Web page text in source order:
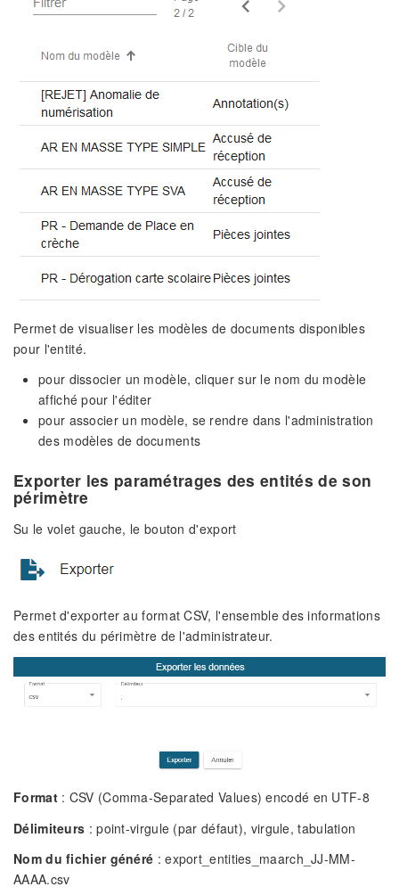
Permet de visualiser les modèles de documents disponibles
pour l'entité.
pour dissocier un modèle, cliquer sur le nom du modèle
affiché pour l'éditer
pour associer un modèle, se rendre dans l'administration
des modèles de documents
Exporter les paramétrages des entités de son
périmètre
Su le volet gauche, le bouton d'export
Permet d'exporter au format CSV, l'ensemble des informations
des entités du périmètre de l'administrateur.
Format: CSV (Comma-Separated Values) encodé en UTF-8
Délimiteurs : point-virgule (par défaut), virgule, tabulation
Nom du fichier généré : export_entities_maarch_JJ-MM-
AAAA.csv